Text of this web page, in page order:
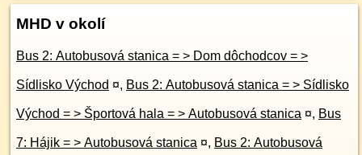
MHD v okolí
Bus 2: Autobusová stanica = > Dom dôchodcov = >
Sídlisko Východ ¤, Bus 2: Autobusová stanica = > Sídlisko
Východ = > Športová hala = > Autobusová stanica ¤, Bus
7: Hájik = > Autobusová stanica ¤, Bus 2: Autobusová